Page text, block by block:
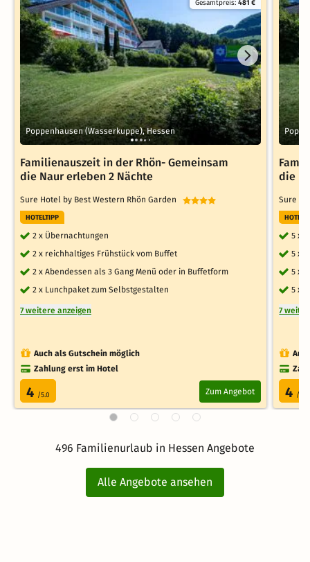
Gesamtpreis:481 €
Poppenhausen (Wasserkuppe), Hessen
Familienauszeit in der Rhön- Gemeinsam
die Naur erleben 2 Nächte
Sure Hotel by Best Western Rhön Garden
HOTELTIPP
2 x Übernachtungen
2 x reichhaltiges Frühstück vom Buffet
2 x Abendessen als 3 Gang Menü oder in Buffetform
2 x Lunchpaket zum Selbstgestalten
7 weitere anzeigen
Auch als Gutschein möglich
Zahlung erst im Hotel
4 /5.0 Zum Angebot
die
Sure
5 x
5 x
5 x
5 x
7
4 /5.0
496 Familienurlaub in Hessen Angebote
Alle Angebote ansehen